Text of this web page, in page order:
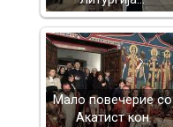
Mало повечерие со
Акатист кон